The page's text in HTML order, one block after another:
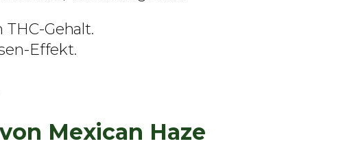
a
Gehalt.
Effekt.
Mexican Haze